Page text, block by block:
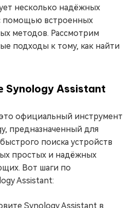
несколько надёжных
помощью встроенных
методов. Рассмотрим
подходы к тому, как найти
Synology Assistant
официальный инструмент
предназначенный для
поиска устройств
простых и надёжных
Вот шаги по
Assistant:
Synology Assistant в